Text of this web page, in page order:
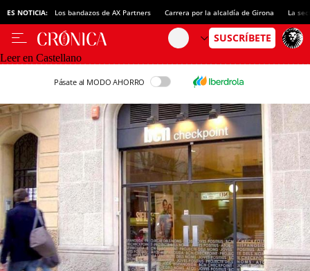
ES NOTICIA: Los bandazos de AX Partners Carrera por la alcaldía de Girona La
Leer en Castellano
Pásate al MODO AHORRO